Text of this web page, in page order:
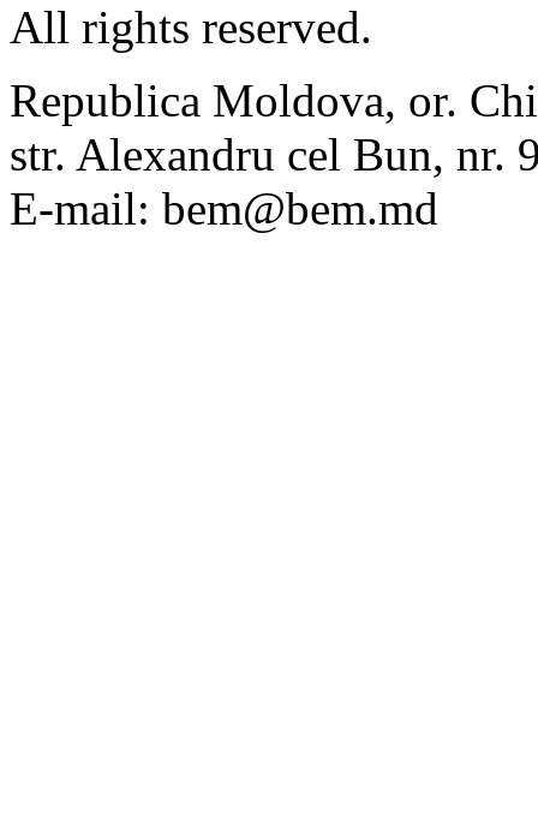
All rights reserved.
Republica Moldova, or.
str. Alexandru cel Bun, nr.
E-mail: bem@bem.md